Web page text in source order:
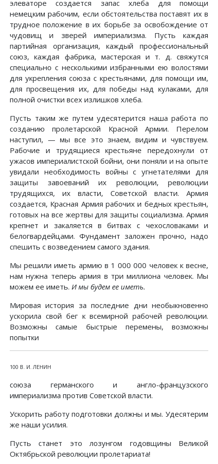
элеваторе создается запас хлеба для помощи
немецким рабочим, если обстоятельства поставят их в
трудное положение в их борьбе за освобождение от
чудовищ и зверей империализма. Пусть каждая
партийная организация, каждый профессиональный
союз, каждая фабрика, мастерская и т. д. свяжутся
специально с несколькими избранными ею волостями
для укрепления союза с крестьянами, для помощи им,
для просвещения их, для победы над кулаками, для
полной очистки всех излишков хлеба.
Пусть таким же путем удесятерится наша работа по
созданию пролетарской Красной Армии. Перелом
наступил, — мы все это знаем, видим и чувствуем.
Рабочие и трудящиеся крестьяне передохнули от
ужасов империалистской бойни, они поняли и на опыте
увидали необходимость войны с угнетателями для
защиты завоеваний их революции, революции
трудящихся, их власти, Советской власти. Армия
создается, Красная Армия рабочих и бедных крестьян,
готовых на все жертвы для защиты социализма. Армия
крепнет и закаляется в битвах с чехословаками и
белогвардейцами. Фундамент заложен прочно, надо
спешить с возведением самого здания.
Мы решили иметь армию в 1 000 000 человек к весне,
нам нужна теперь армия в три миллиона человек. Мы
можем ее иметь. И мы будем ее иметь.
Мировая история за последние дни необыкновенно
ускорила свой бег к всемирной рабочей революции.
Возможны самые быстрые перемены, возможны
попытки
100 В. И. ЛЕНИН
союза германского и англо-французского
империализма против Советской власти.
Ускорить работу подготовки должны и мы. Удесятерим
же наши усилия.
Пусть станет это лозунгом годовщины Великой
Октябрьской революции пролетариата!